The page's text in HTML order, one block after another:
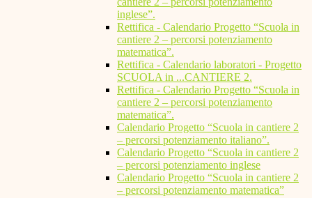
inglese”.
Rettifica - Calendario Progetto “Scuola in
cantiere 2 – percorsi potenziamento
matematica”.
Rettifica - Calendario laboratori - Progetto
SCUOLA in ...CANTIERE 2.
Rettifica - Calendario Progetto “Scuola in
cantiere 2 – percorsi potenziamento
matematica”.
Calendario Progetto “Scuola in cantiere 2
– percorsi potenziamento italiano”.
Calendario Progetto “Scuola in cantiere 2
– percorsi potenziamento inglese
Calendario Progetto “Scuola in cantiere 2
– percorsi potenziamento matematica”